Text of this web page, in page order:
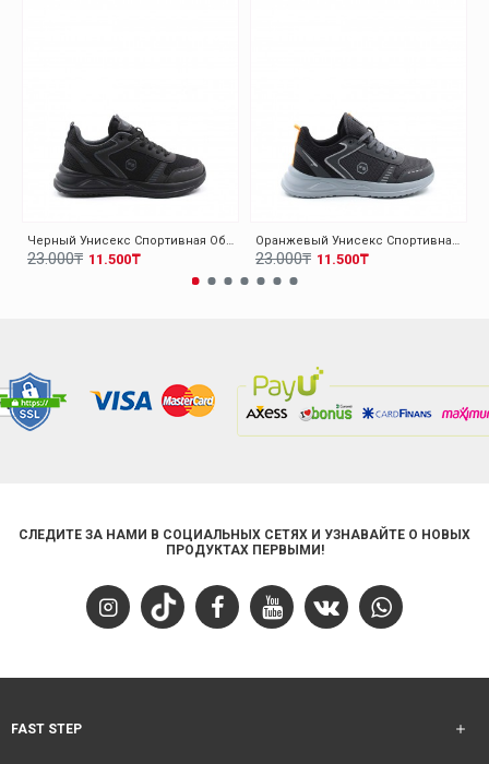
Черный Унисекс Спортивная Обувь 140XA5310
11.500₸
23.000₸
Оранжевый Унисекс Спортивная Обувь 140XA5310
11.500₸
23.000₸
СЛЕДИТЕ ЗА НАМИ В СОЦИАЛЬНЫХ СЕТЯХ И УЗНАВАЙТЕ О НОВЫХ
ПРОДУКТАХ ПЕРВЫМИ!
FAST STEP